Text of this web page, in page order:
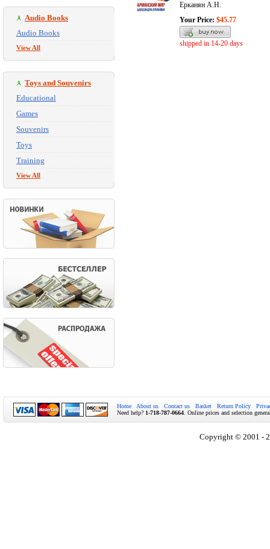
Audio Books
Audio Books
View All
Toys and Souvenirs
Educational
Games
Souvenirs
Toys
Training
View All
Ерканян А.Н.
Your Price: $45.77
shipped in 14-20 days
Home About us Contact us Basket Return Policy
Need help? 1-718-787-0664 . Online prices and selection
Copyright © 2001 -